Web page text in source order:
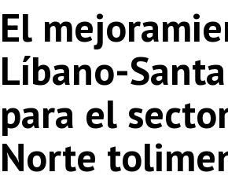
El
Líbano-
para el
Norte